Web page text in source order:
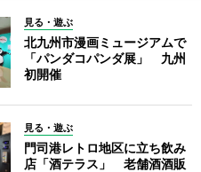
見る・遊ぶ
北九州市漫画ミュージアムで
「パンダコパンダ展」 九州
初開催
見る・遊ぶ
門司港レトロ地区に立ち飲み
店「酒テラス」 老舗酒酒販